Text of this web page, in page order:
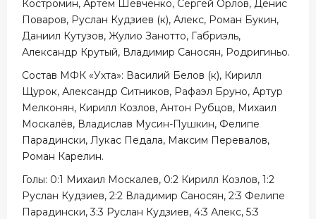
Костромин, Артем Шевченко, Сергей Орлов, Денис
Поваров, Руслан Кудзиев (к), Алекс, Роман Букин,
Даниил Кутузов, Жулио Занотто, Габриэль,
Александр Крутый, Владимир Саносян, Родригиньо.
Состав МФК «Ухта»: Василий Белов (к), Кирилл
Щурок, Александр Ситников, Рафаэл Бруно, Артур
Мелконян, Кирилл Козлов, Антон Рубцов, Михаил
Москалёв, Владислав Мусин-Пушкин, Фелипе
Парадински, Лукас Педала, Максим Перевалов,
Роман Карелин.
Голы: 0:1 Михаил Москалев, 0:2 Кирилл Козлов, 1:2
Руслан Кудзиев, 2:2 Владимир Саносян, 2:3 Фелипе
Парадински, 3:3 Руслан Кудзиев, 4:3 Алекс, 5:3